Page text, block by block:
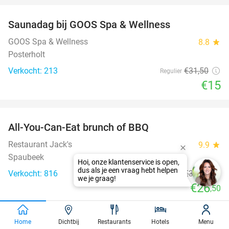
Saunadag bij GOOS Spa & Wellness
GOOS Spa & Wellness 8.8 star
Posterholt
Verkocht: 213
Regulier €31,50
€15
All-You-Can-Eat brunch of BBQ
Restaurant Jack's 9.9 star
Spaubeek
Verkocht: 816
Regulier €37,50
€26,50
favorite_border
Home Dichtbij Restaurants Hotels Menu